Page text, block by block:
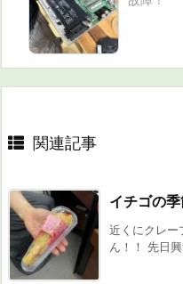
関連記事
イチゴの
近くにクレー
ん！！ 先日